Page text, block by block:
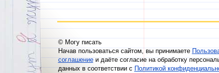
© Могу писать
Начав пользоваться сайтом, вы принимаете
соглашениеи даёте согласие на обработку
данных в соответствии сПолитикой